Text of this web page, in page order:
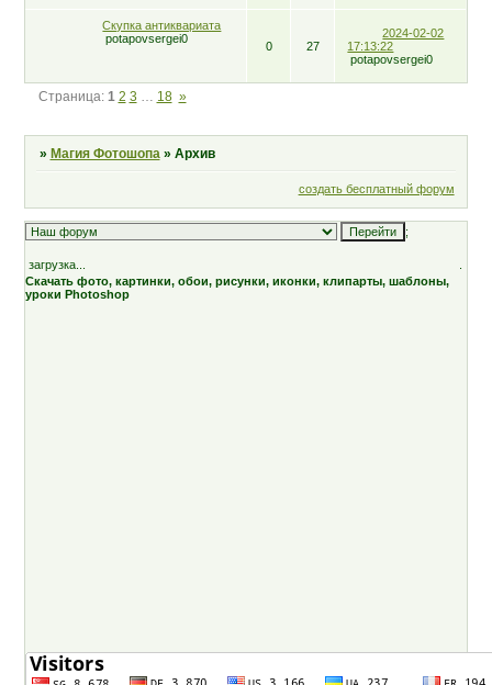
Скупка антиквариата
potapovsergei0
0 27
2024-02-02
17:13:22
potapovsergei0
Страница: 1 2 3 18 »
» Магия Фотошопа » Архив
создать бесплатный форум
;
загрузка...
Скачать фото, картинки, обои, рисунки, иконки, клипарты, шаблоны,
уроки Photoshop